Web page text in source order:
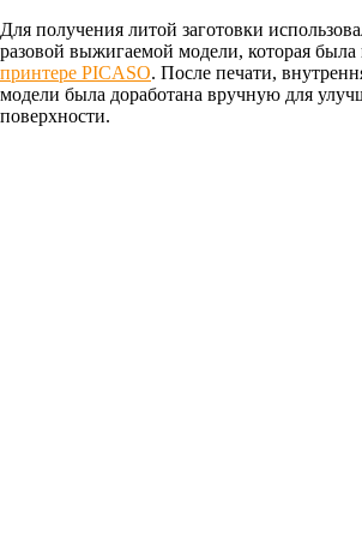
Для получения литой заготовки
разовой выжигаемой модели, которая была
принтере PICASO. После печати,
модели была доработана вручную для
поверхности.